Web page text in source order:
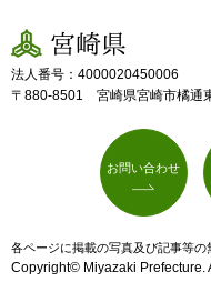
宮崎県
法人番号：4000020450006
〒880-8501 宮崎県宮崎市橘通
お問い合わせ
各ページに掲載の写真及び記事等の
Copyright© Miyazaki Prefecture.